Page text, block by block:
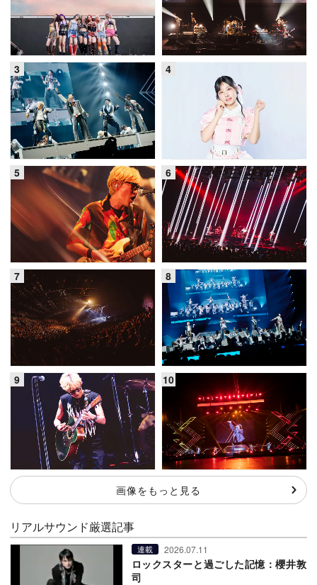
画像をもっと見る
リアルサウンド厳選記事
連載 2026.07.11
ロックスターと過ごした記憶：櫻井敦
司